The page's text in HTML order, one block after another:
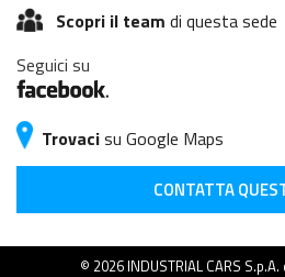
Scopri il team di questa sede
Seguici su
Trovacisu Google Maps
CONTATTA
© 2026 INDUSTRIAL CARS